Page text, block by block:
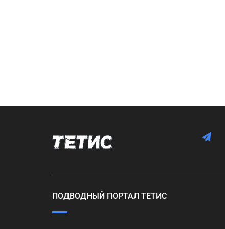
ПОДВОДНЫЙ ПОРТАЛ ТЕТИС